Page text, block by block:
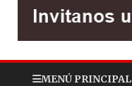
MENÚ PRINCIPAL